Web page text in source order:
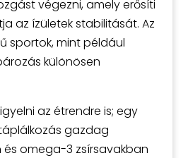
végezni, amely erősíti
az ízületek stabilitását. Az
sportok, mint például
különösen
az étrendre is; egy
gazdag
omega-3 zsírsavakban